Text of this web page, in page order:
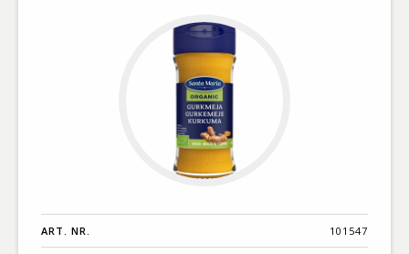
ART. NR. 101547